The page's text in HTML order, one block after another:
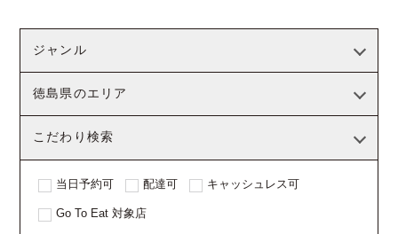
ジャンル
徳島県のエリア
こだわり検索
当日予約可 配達可 キャッシュレス可
Go To Eat 対象店